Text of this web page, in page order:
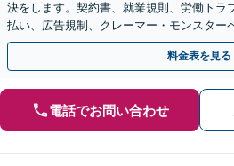
決をします。契約書、就業規則、労働トラ
払い、広告規制、クレーマー・モンスター
事故などに対応【顧問契約あり】
料金表を見る
電話でお問い合わせ